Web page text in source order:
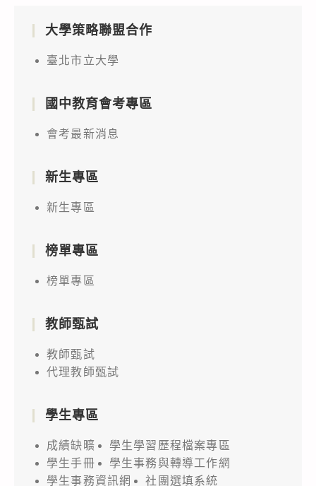
大學策略聯盟合作
臺北市立大學
國中教育會考專區
會考最新消息
新生專區
新生專區
榜單專區
榜單專區
教師甄試
教師甄試
代理教師甄試
學生專區
成績缺曠
學生學習歷程檔案專區
學生手冊
學生事務與轉導工作網
學生事務資訊網
社團選填系統